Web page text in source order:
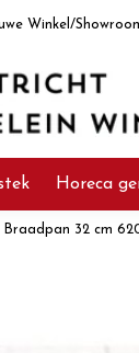
Winkel/
Horeca
32 cm